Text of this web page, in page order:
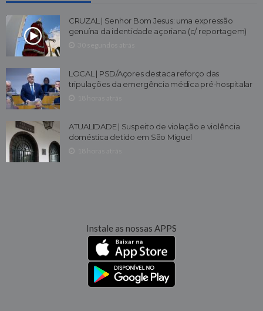
CRUZAL | Senhor Bom Jesus: uma expressão
genuína da identidade açoriana (c/ reportagem)
LOCAL | PSD/Açores destaca reforço das
tripulações da emergência médica pré-hospitalar
ATUALIDADE | Suspeito de violação e violência
doméstica detido em São Miguel
Instale as nossas APPS